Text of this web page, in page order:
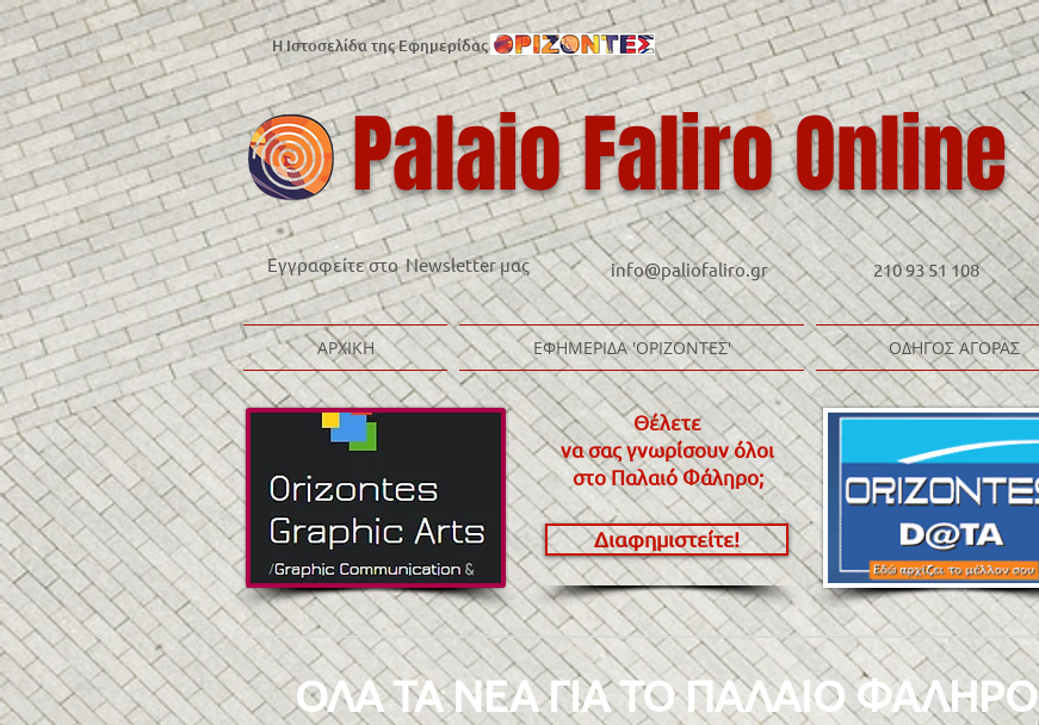
Η Ιστοσελίδα της Εφημερίδας
Palaio Faliro Online
info@paliofaliro.gr 210 93 51 108
ΑΡΧΙΚΗ ΕΦΗΜΕΡΙΔΑ 'ΟΡΙΖΟΝΤΕΣ' ΟΔΗΓΟΣ ΑΓΟΡΑΣ
Εγγραφείτε στο Newsletter μας
Θέλετε
να σας γνωρίσουν όλοι
στο Παλαιό Φάληρο;
Διαφημιστείτε!
ΟΛΑ ΤΑ ΝΕΑ ΓΙΑ ΤΟ ΠΑΛΑΙΟ ΦΑΛΗΡΟ